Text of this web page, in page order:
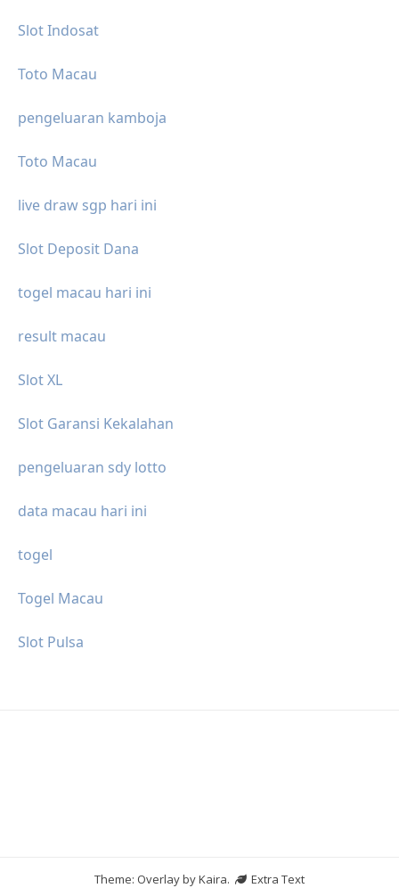
Slot Indosat
Toto Macau
pengeluaran kamboja
Toto Macau
live draw sgp hari ini
Slot Deposit Dana
togel macau hari ini
result macau
Slot XL
Slot Garansi Kekalahan
pengeluaran sdy lotto
data macau hari ini
togel
Togel Macau
Slot Pulsa
Theme: Overlay byKaira.
Extra Text